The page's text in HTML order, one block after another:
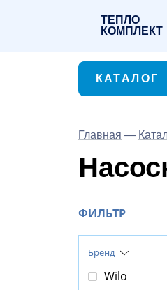
ТЕПЛО
КОМПЛЕКТ
КАТАЛОГ
Главная —
ФИЛЬТР
Бренд
Wilo